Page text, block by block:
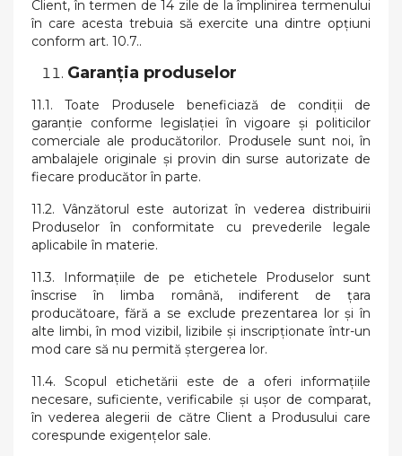
Client, în termen de 14 zile de la împlinirea termenului
în care acesta trebuia să exercite una dintre opțiuni
conform art. 10.7..
Garanția produselor
11.1. Toate Produsele beneficiază de condiții de
garanție conforme legislației în vigoare și politicilor
comerciale ale producătorilor. Produsele sunt noi, în
ambalajele originale și provin din surse autorizate de
fiecare producător în parte.
11.2. Vânzătorul este autorizat în vederea distribuirii
Produselor în conformitate cu prevederile legale
aplicabile în materie.
11.3. Informaţiile de pe etichetele Produselor sunt
înscrise în limba română, indiferent de ţara
producătoare, fără a se exclude prezentarea lor şi în
alte limbi, în mod vizibil, lizibile şi inscripţionate într-un
mod care să nu permită ştergerea lor.
11.4. Scopul etichetării este de a oferi informaţiile
necesare, suficiente, verificabile şi uşor de comparat,
în vederea alegerii de către Client a Produsului care
corespunde exigenţelor sale.